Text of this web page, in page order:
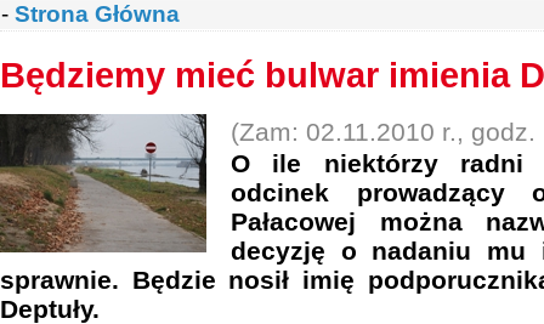
- Strona Główna
Będziemy mieć bulwar imienia
(Zam: 02.11.2010 r., godz.
O ile niektórzy radni
odcinek
Pałacowej można
decyzję o nadaniu mu
sprawnie. Będzie nosił imię
Deptuły.